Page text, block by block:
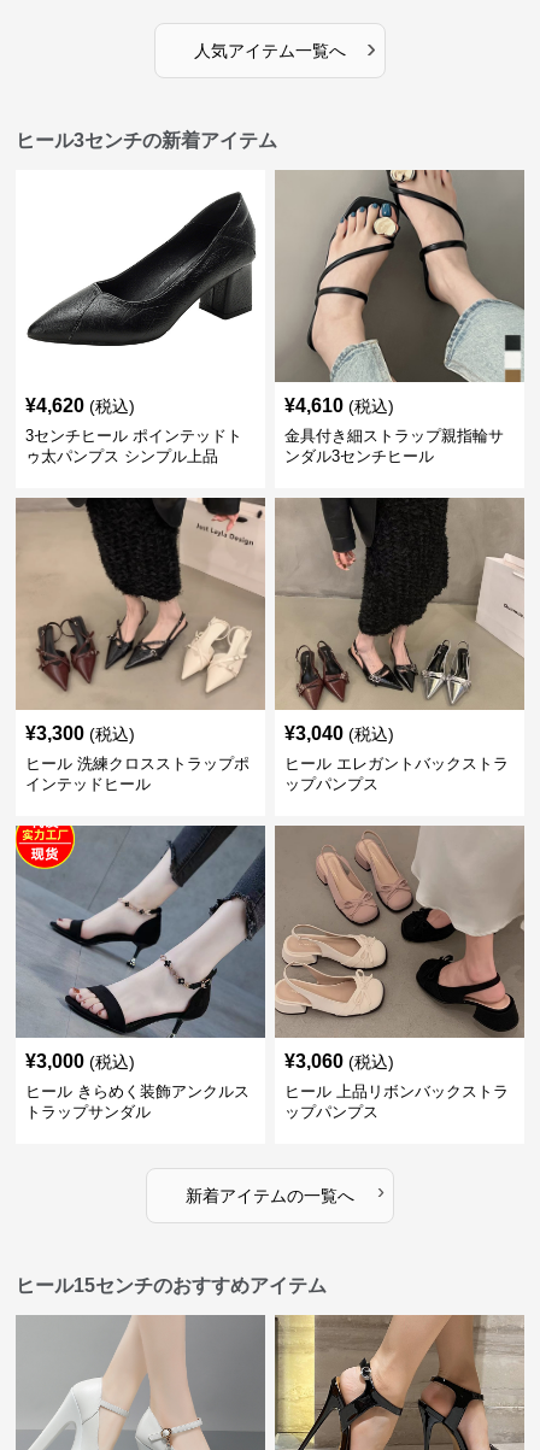
人気アイテム一覧へ ›
ヒール3センチの新着アイテム
¥4,620 (税込)
3センチヒール ポインテッドト
ゥ太パンプス シンプル上品
¥4,610 (税込)
金具付き細ストラップ親指輪サ
ンダル3センチヒール
¥3,300 (税込)
ヒール 洗練クロスストラップポ
インテッドヒール
¥3,040 (税込)
ヒール エレガントバックストラ
ップパンプス
¥3,000 (税込)
ヒール きらめく装飾アンクルス
トラップサンダル
¥3,060 (税込)
ヒール 上品リボンバックストラ
ップパンプス
新着アイテムの一覧へ ›
ヒール15センチのおすすめアイテム